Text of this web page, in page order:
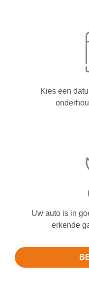
Kies een
Uw auto is in
erkende